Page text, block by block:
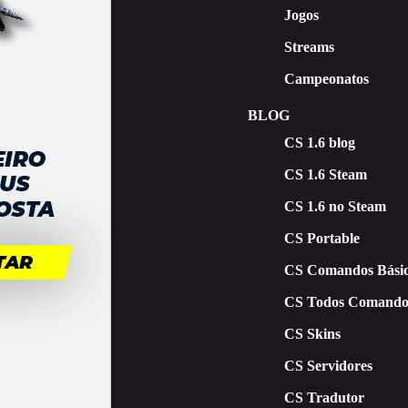
Jogos
Streams
Campeonatos
BLOG
CS 1.6 blog
CS 1.6 Steam
CS 1.6 no Steam
CS Portable
CS Comandos
CS Todos
CS Skins
CS Servidores
CS Tradutor